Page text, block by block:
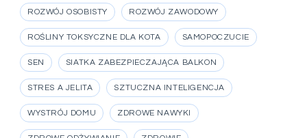
ROZWÓJ OSOBISTY ROZWÓJ ZAWODOWY
ROŚLINY TOKSYCZNE DLA KOTA SAMOPOCZUCIE
SEN SIATKA ZABEZPIECZAJĄCA BALKON
STRES A JELITA SZTUCZNA INTELIGENCJA
WYSTRÓJ DOMU ZDROWE NAWYKI